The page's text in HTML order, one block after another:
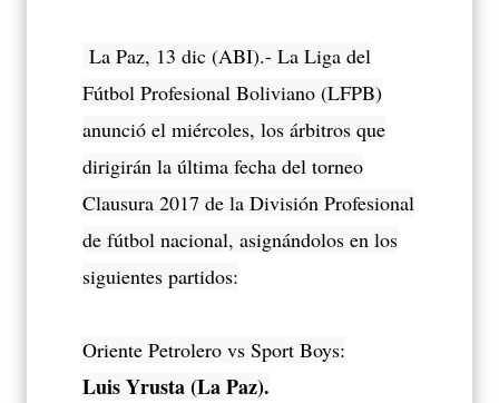
La Paz, 13 dic (ABI).- La Liga del
Fútbol Profesional Boliviano (LFPB)
anunció el miércoles, los árbitros que
dirigirán la última fecha del torneo
Clausura 2017 de la División Profesional
de fútbol nacional, asignándolos en los
siguientes partidos:
Oriente Petrolero vs Sport Boys:
Luis Yrusta (La Paz).